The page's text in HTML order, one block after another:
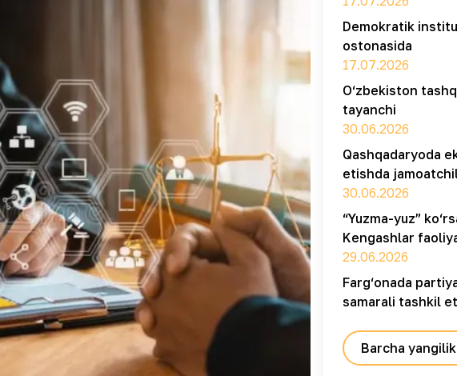
Demokratik
ostonasida
17.07.2026
O‘zbekiston
tayanchi
30.06.2026
Qashqadaryoda
etishda
qilindi
30.06.2026
“Yuzma-yuz”
Kengashlar
muhokama qilindi
29.06.2026
Farg‘onada
samarali tashkil
Barcha